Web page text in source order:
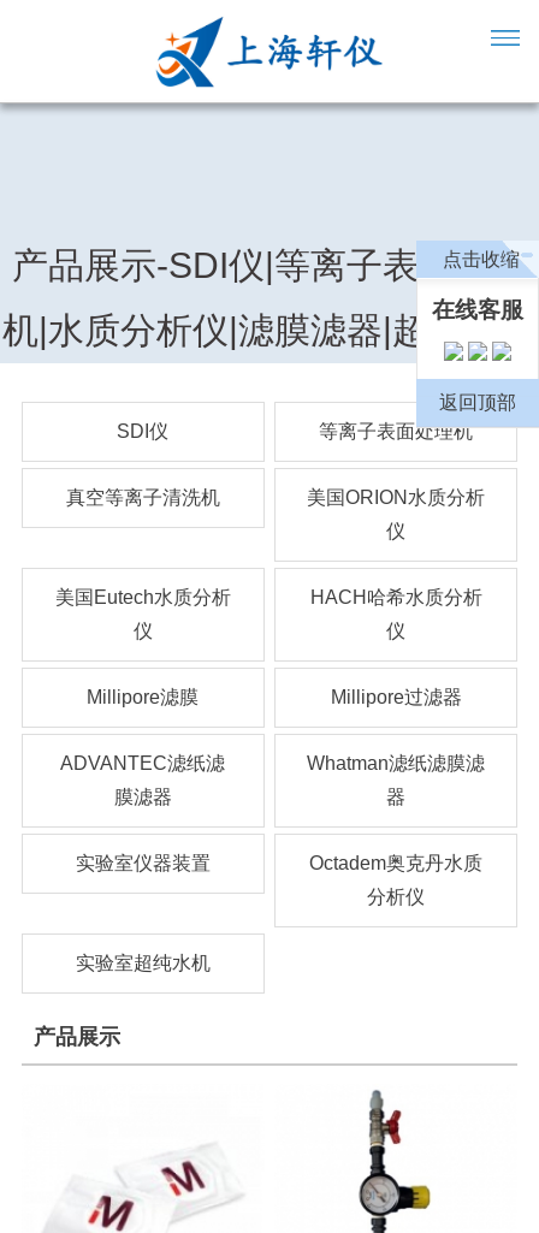
产品展示-SDI仪|等离子表面处理
机|水质分析仪|滤膜滤器|超纯水机
SDI仪 等离子表面处理机
真空等离子清洗机
美国ORION水质分析
仪
美国Eutech水质分析
仪
HACH哈希水质分析
仪
Millipore滤膜 Millipore过滤器
ADVANTEC滤纸滤
膜滤器
Whatman滤纸滤膜滤
器
实验室仪器装置
Octadem奥克丹水质
分析仪
实验室超纯水机
产品展示
点击收缩
在线客服
返回顶部